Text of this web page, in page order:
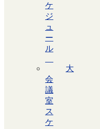
ケ
ジ
ュ
ー
ル
大
会
議
室
ス
ケ